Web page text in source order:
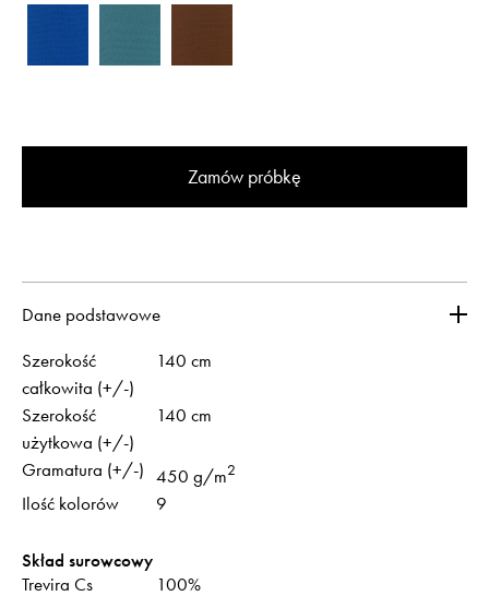
Zamów próbkę
Dane podstawowe
Szerokość
całkowita (+/-)
140 cm
Szerokość
użytkowa (+/-)
140 cm
Gramatura (+/-) 450 g/m2
Ilość kolorów 9
Skład surowcowy
Trevira Cs 100%